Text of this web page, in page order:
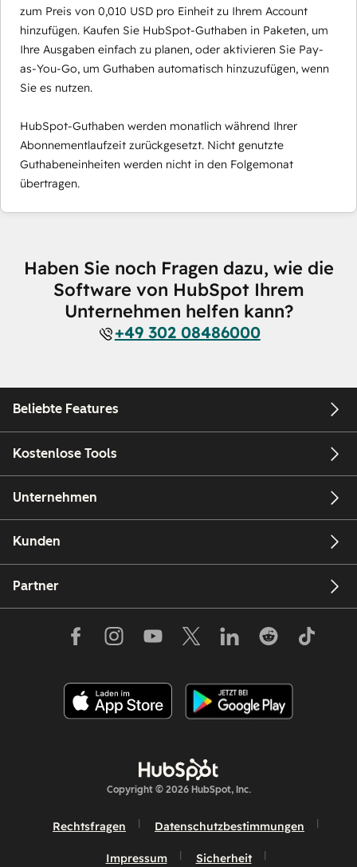
zum Preis von 0,010 USD pro Einheit zu Ihrem Account
hinzufügen. Kaufen Sie HubSpot-Guthaben in Paketen, um
Ihre Ausgaben einfach zu planen, oder aktivieren Sie Pay-
as-You-Go, um Guthaben automatisch hinzuzufügen, wenn
Sie es nutzen.
HubSpot-Guthaben werden monatlich während Ihrer
Abonnementlaufzeit zurückgesetzt. Nicht genutzte
Guthabeneinheiten werden nicht in den Folgemonat
übertragen.
Haben Sie noch Fragen dazu, wie die
Software von HubSpot Ihrem
Unternehmen helfen kann?
+49 302 08486000
Beliebte Features
Kostenlose Tools
Unternehmen
Kunden
Partner
Copyright © 2026 HubSpot, Inc.
Rechtsfragen Datenschutzbestimmungen
Impressum Sicherheit